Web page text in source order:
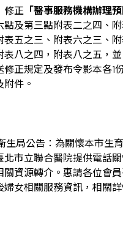
修正 「醫事服務機構辦理
點及第三點附表二之四、附
表五之三、附表六之三、附
表八之四，附表八之五，並
修正規定及發布令影本各1
件。
生局公告：為關懷本市生
北市立聯合醫院提供電話
關資源轉介。惠請各位會
婦女相關服務資訊，相關